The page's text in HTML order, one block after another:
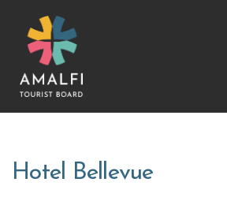
Hotel Bellevue